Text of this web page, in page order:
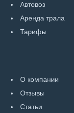
Автовоз
Аренда трала
Тарифы
О компании
Отзывы
Статьи